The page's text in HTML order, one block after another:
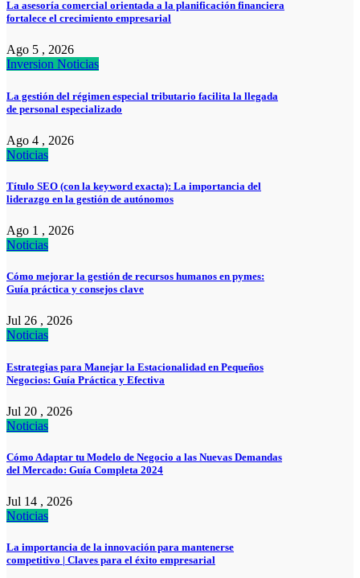
La asesoría comercial orientada a la planificación financiera
fortalece el crecimiento empresarial
Ago 5 , 2026
Inversion Noticias
La gestión del régimen especial tributario facilita la llegada
de personal especializado
Ago 4 , 2026
Noticias
Título SEO (con la keyword exacta): La importancia del
liderazgo en la gestión de autónomos
Ago 1 , 2026
Noticias
Cómo mejorar la gestión de recursos humanos en pymes:
Guía práctica y consejos clave
Jul 26 , 2026
Noticias
Estrategias para Manejar la Estacionalidad en Pequeños
Negocios: Guía Práctica y Efectiva
Jul 20 , 2026
Noticias
Cómo Adaptar tu Modelo de Negocio a las Nuevas Demandas
del Mercado: Guía Completa 2024
Jul 14 , 2026
Noticias
La importancia de la innovación para mantenerse
competitivo | Claves para el éxito empresarial